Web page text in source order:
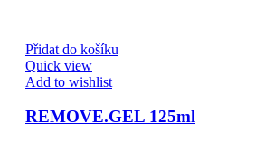
Přidat do košíku
Quick view
Add to wishlist
REMOVE.GEL 125ml